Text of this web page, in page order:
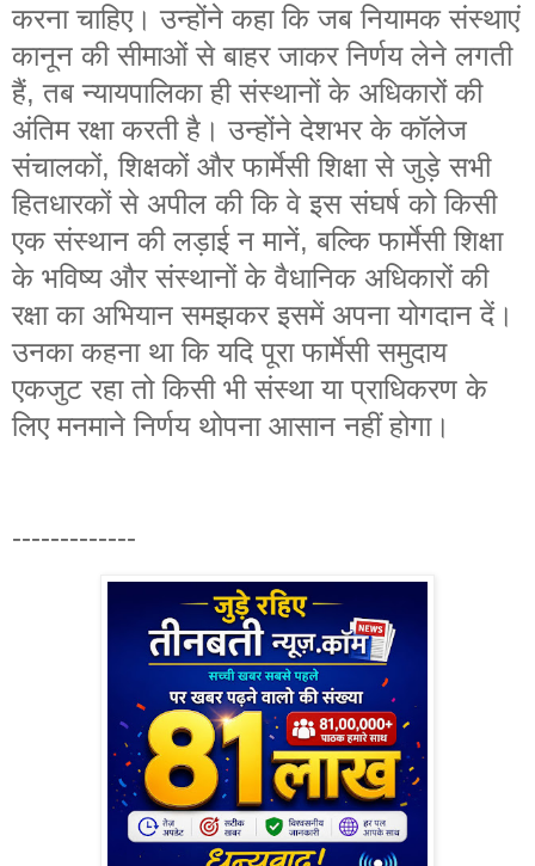
करना चाहिए। उन्होंने कहा कि जब नियामक संस्थाएं
कानून की सीमाओं से बाहर जाकर निर्णय लेने लगती
हैं, तब न्यायपालिका ही संस्थानों के अधिकारों की
अंतिम रक्षा करती है। उन्होंने देशभर के कॉलेज
संचालकों, शिक्षकों और फार्मेसी शिक्षा से जुड़े सभी
हितधारकों से अपील की कि वे इस संघर्ष को किसी
एक संस्थान की लड़ाई न मानें, बल्कि फार्मेसी शिक्षा
के भविष्य और संस्थानों के वैधानिक अधिकारों की
रक्षा का अभियान समझकर इसमें अपना योगदान दें।
उनका कहना था कि यदि पूरा फार्मेसी समुदाय
एकजुट रहा तो किसी भी संस्था या प्राधिकरण के
लिए मनमाने निर्णय थोपना आसान नहीं होगा।
-------------